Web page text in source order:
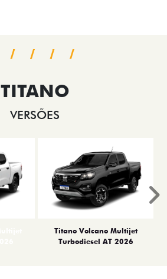
TITANO
VERSÕES
Titano Volcano Multijet
Turbodiesel AT 2026